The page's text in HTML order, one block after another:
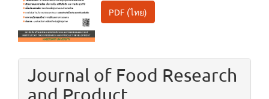
PDF (ไทย)
Journal of Food Research
and Product